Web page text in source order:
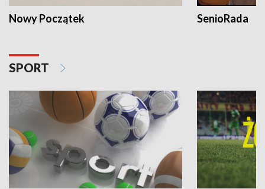
Nowy Początek SenioRada
SPORT